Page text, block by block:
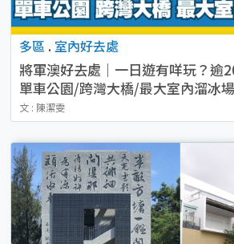
多區 . 室內好去處
將軍澳好去處｜一日遊有咩玩？逾
單車公園/跨灣大橋/最大室內溜冰場
文 : 陳潔雯